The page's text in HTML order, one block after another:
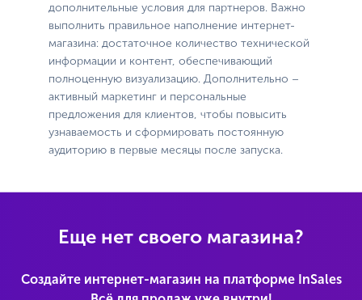
дополнительные условия для партнеров. Важно
выполнить правильное наполнение интернет-
магазина: достаточное количество технической
информации и контент, обеспечивающий
полноценную визуализацию. Дополнительно –
активный маркетинг и персональные
предложения для клиентов, чтобы повысить
узнаваемость и сформировать постоянную
аудиторию в первые месяцы после запуска.
Еще нет своего магазина?
Создайте интернет-магазин на платформе InSales